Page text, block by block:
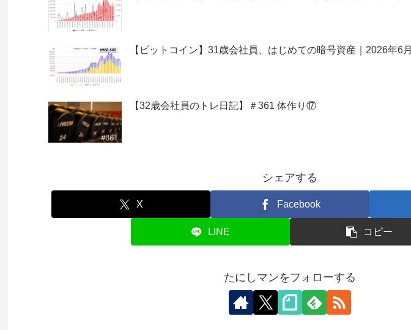
【ビットコイン】31歳会社員、はじめての暗号資産｜2026年6月
【32歳会社員のトレ日記】＃361 体作り⑰
シェアする
X Facebook
LINE コピー
たにしマンをフォローする